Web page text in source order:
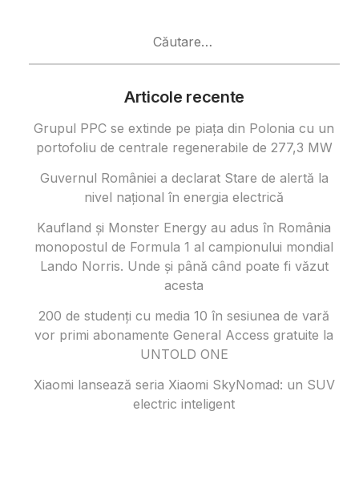
Articole recente
Grupul PPC se extinde pe piața din Polonia cu un
portofoliu de centrale regenerabile de 277,3 MW
Guvernul României a declarat Stare de alertă la
nivel național în energia electrică
Kaufland și Monster Energy au adus în România
monopostul de Formula 1 al campionului mondial
Lando Norris. Unde și până când poate fi văzut
acesta
200 de studenți cu media 10 în sesiunea de vară
vor primi abonamente General Access gratuite la
UNTOLD ONE
Xiaomi lansează seria Xiaomi SkyNomad: un SUV
electric inteligent